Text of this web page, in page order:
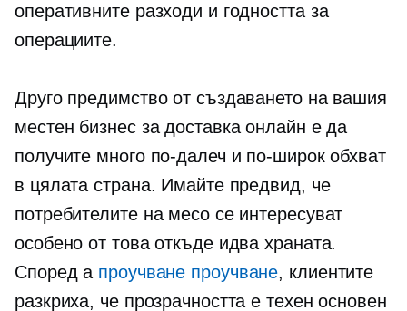
оперативните разходи и годността за
операциите.
Друго предимство от създаването на вашия
местен бизнес за доставка онлайн е да
получите много по-далеч и по-широк обхват
в цялата страна. Имайте предвид, че
потребителите на месо се интересуват
особено от това откъде идва храната.
Според а проучване проучване, клиентите
разкриха, че прозрачността е техен основен